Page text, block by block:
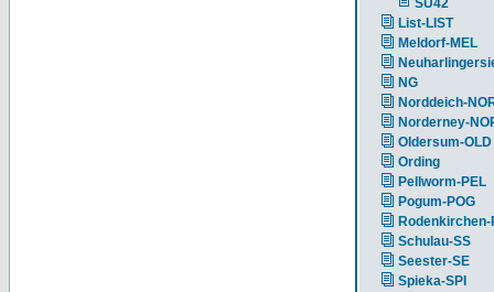
SU42
List-LIST
Meldorf-MEL
NG
Norddeich-
Norderney-
Oldersum-OLD
Ording
Pellworm-PEL
Pogum-POG
Rodenkirchen-
Schulau-SS
Seester-SE
Spieka-SPI